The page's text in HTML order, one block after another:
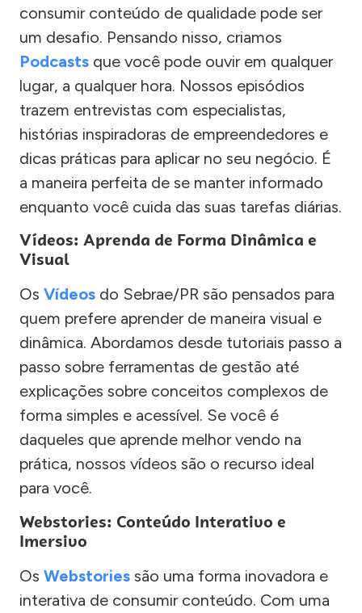
consumir conteúdo de qualidade pode ser
um desafio. Pensando nisso, criamos
Podcasts que você pode ouvir em qualquer
lugar, a qualquer hora. Nossos episódios
trazem entrevistas com especialistas,
histórias inspiradoras de empreendedores e
dicas práticas para aplicar no seu negócio. É
a maneira perfeita de se manter informado
enquanto você cuida das suas tarefas diárias.
Vídeos: Aprenda de Forma Dinâmica e
Visual
Os Vídeos do Sebrae/PR são pensados para
quem prefere aprender de maneira visual e
dinâmica. Abordamos desde tutoriais passo a
passo sobre ferramentas de gestão até
explicações sobre conceitos complexos de
forma simples e acessível. Se você é
daqueles que aprende melhor vendo na
prática, nossos vídeos são o recurso ideal
para você.
Webstories: Conteúdo Interativo e
Imersivo
Os Webstories são uma forma inovadora e
interativa de consumir conteúdo. Com uma